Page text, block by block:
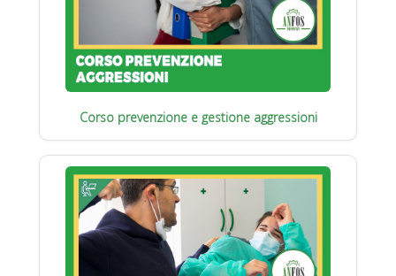
Corso prevenzione e gestione aggressioni